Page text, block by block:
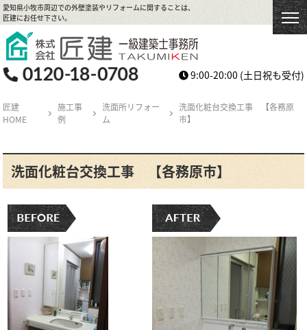
愛知県小牧市周辺での外壁塗装やリフォームに関することは、
匠建にお任せ下さい。
9:00-20:00 (土日祝も受付)
匠建
HOME
施工事
例
洗面所リフォー
ム
洗面化粧台交換工事 【各務原
市】
洗面化粧台交換工事 【各務原市】